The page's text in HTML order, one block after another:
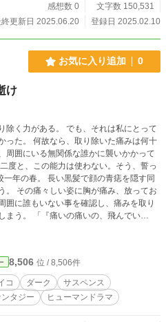
頂けます。 ※この作品は他にエ
なろう、でも公開しています。
感想数 0
文字数 150,531
終更新日 2025.06.20
登録日 2025.02.10
お気に入り追加 0
け
除く力がある。 でも、それは私にとって
いた痛みは何十
周囲にいる無関係な誰かに襲いかかって
。 その痛々しい姿に胸が痛み、放ってお
囲に誰もいない事を確認し、痛みを取り
の、飛んでい
来事が、惨劇の始まりになるとも知らずに──
8,506 位 / 8,506件
コ ダーク
サスペンス
タジー ヒューマンドラマ